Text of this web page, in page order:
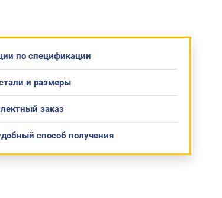
по спецификации
и размеры
заказ
способ получения